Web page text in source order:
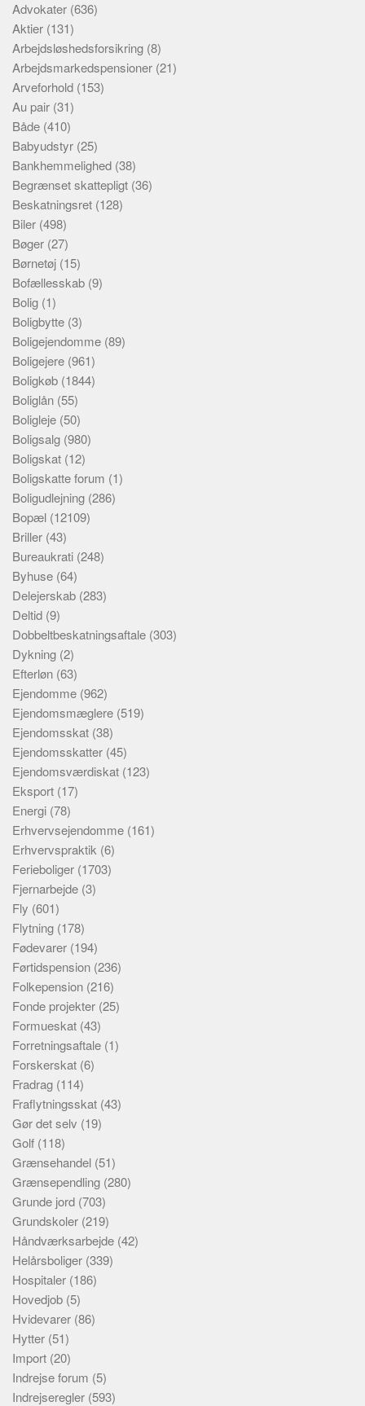
Advokater (636)
Aktier (131)
Arbejdsløshedsforsikring (8)
Arbejdsmarkedspensioner (21)
Arveforhold (153)
Au pair (31)
Både (410)
Babyudstyr (25)
Bankhemmelighed (38)
Begrænset skattepligt (36)
Beskatningsret (128)
Biler (498)
Bøger (27)
Børnetøj (15)
Bofællesskab (9)
Bolig (1)
Boligbytte (3)
Boligejendomme (89)
Boligejere (961)
Boligkøb (1844)
Boliglån (55)
Boligleje (50)
Boligsalg (980)
Boligskat (12)
Boligskatte forum (1)
Boligudlejning (286)
Bopæl (12109)
Briller (43)
Bureaukrati (248)
Byhuse (64)
Delejerskab (283)
Deltid (9)
Dobbeltbeskatningsaftale (303)
Dykning (2)
Efterløn (63)
Ejendomme (962)
Ejendomsmæglere (519)
Ejendomsskat (38)
Ejendomsskatter (45)
Ejendomsværdiskat (123)
Eksport (17)
Energi (78)
Erhvervsejendomme (161)
Erhvervspraktik (6)
Ferieboliger (1703)
Fjernarbejde (3)
Fly (601)
Flytning (178)
Fødevarer (194)
Førtidspension (236)
Folkepension (216)
Fonde projekter (25)
Formueskat (43)
Forretningsaftale (1)
Forskerskat (6)
Fradrag (114)
Fraflytningsskat (43)
Gør det selv (19)
Golf (118)
Grænsehandel (51)
Grænsependling (280)
Grunde jord (703)
Grundskoler (219)
Håndværksarbejde (42)
Helårsboliger (339)
Hospitaler (186)
Hovedjob (5)
Hvidevarer (86)
Hytter (51)
Import (20)
Indrejse forum (5)
Indrejseregler (593)